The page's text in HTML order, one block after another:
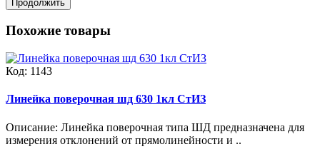
Продолжить
Похожие товары
Код: 1143
Линейка поверочная шд 630 1кл СтИЗ
Описание: Линейка поверочная типа ШД предназначена для
измерения отклонений от прямолинейности и ..